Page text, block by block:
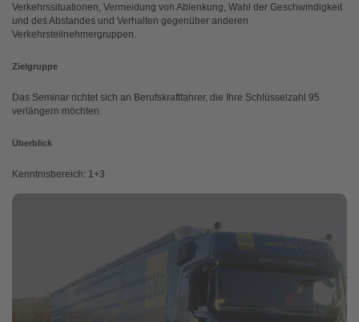
Verkehrssituationen, Vermeidung von Ablenkung, Wahl der Geschwindigkeit
und des Abstandes und Verhalten gegenüber anderen
Verkehrsteilnehmergruppen.
Zielgruppe
Das Seminar richtet sich an Berufskraftfahrer, die Ihre Schlüsselzahl 95
verlängern möchten.
Überblick
Kenntnisbereich: 1+3